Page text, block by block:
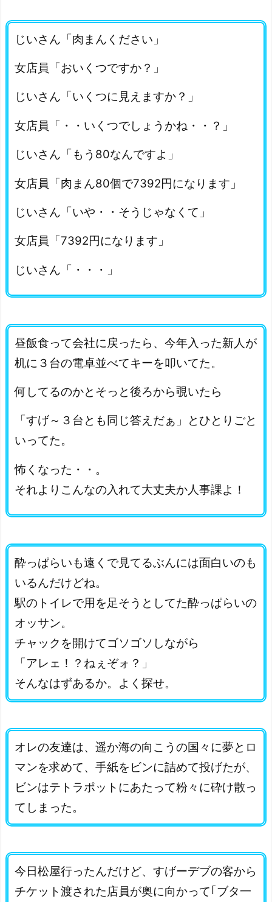
じいさん「肉まんください」
女店員「おいくつですか？」
じいさん「いくつに見えますか？」
女店員「・・いくつでしょうかね・・？」
じいさん「もう80なんですよ」
女店員「肉まん80個で7392円になります」
じいさん「いや・・そうじゃなくて」
女店員「7392円になります」
じいさん「・・・」
昼飯食って会社に戻ったら、今年入った新人が
机に３台の電卓並べてキーを叩いてた。
何してるのかとそっと後ろから覗いたら
「すげ～３台とも同じ答えだぁ」とひとりごと
いってた。
怖くなった・・。
それよりこんなの入れて大丈夫か人事課よ！
酔っぱらいも遠くで見てるぶんには面白いのも
いるんだけどね。
駅のトイレで用を足そうとしてた酔っぱらいの
オッサン。
チャックを開けてゴソゴソしながら
「アレェ！？ねぇぞォ？」
そんなはずあるか。よく探せ。
オレの友達は、遥か海の向こうの国々に夢とロ
マンを求めて、手紙をビンに詰めて投げたが、
ビンはテトラポットにあたって粉々に砕け散っ
てしまった。
今日松屋行ったんだけど、すげーデブの客から
チケット渡された店員が奥に向かって｢ブタ一